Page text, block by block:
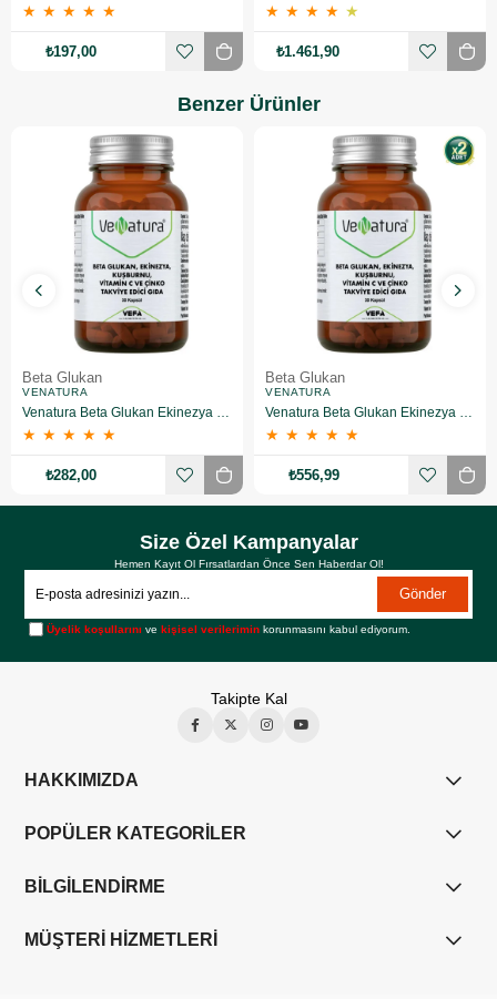
★ ★ ★ ★ ★
₺197,00
★ ★ ★ ★ ★
₺1.461,90
Benzer Ürünler
Beta Glukan
VENATURA
★ ★ ★ ★ ★
₺282,00
Beta Glukan
VENATURA
★ ★ ★ ★ ★
₺556,99
Size Özel Kampanyalar
Hemen Kayıt Ol Fırsatlardan Önce Sen Haberdar Ol!
Gönder
Üyelik koşullarını vekişisel verilerimin korunmasını kabul ediyorum.
Takipte Kal
HAKKIMIZDA
POPÜLER KATEGORİLER
BİLGİLENDİRME
MÜŞTERİ HİZMETLERİ